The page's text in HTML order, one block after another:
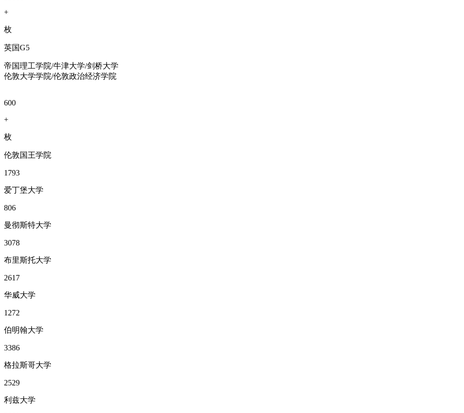
+
枚
英国G5
帝国理工学院/牛津大学/剑桥大学
伦敦大学学院/伦敦政治经济学院
600
+
枚
伦敦国王学院
1793
爱丁堡大学
806
曼彻斯特大学
3078
布里斯托大学
2617
华威大学
1272
伯明翰大学
3386
格拉斯哥大学
2529
利兹大学